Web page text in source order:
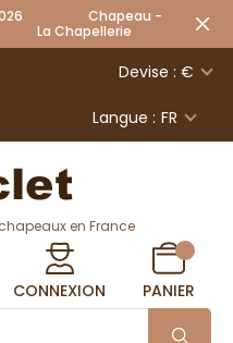
2026 Chapeau -
Devise : €
Langue : FR
en France
CONNEXION PANIER